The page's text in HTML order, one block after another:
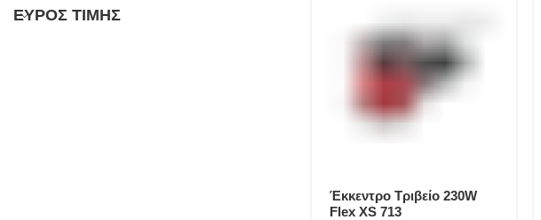
ΕΎΡΟΣ ΤΙΜΉΣ
Έκκεντρο Τριβείο 230W
Flex XS 713